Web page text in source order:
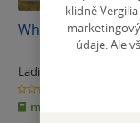
What a Material!
Ladislav Zikmund-
0.0
z
5
hvězdiček
měkká vazba
klidně
údaje. Ale